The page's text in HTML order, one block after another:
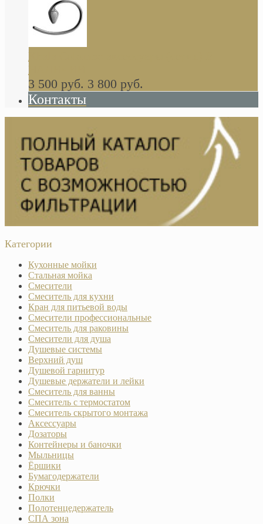
Khala Colombo аксессуары (серия) В
НАЛИЧИИ
3 500 руб. 3 800 руб.
Контакты
Категории
Кухонные мойки
Стальная мойка
Смесители
Смеситель для кухни
Кран для питьевой воды
Смесители профессиональные
Смеситель для раковины
Смесители для душа
Душевые системы
Верхний душ
Душевой гарнитур
Душевые держатели и лейки
Смеситель для ванны
Смеситель с термостатом
Смеситель скрытого монтажа
Аксессуары
Дозаторы
Контейнеры и баночки
Мыльницы
Ёршики
Бумагодержатели
Крючки
Полки
Полотенцедержатель
СПА зона